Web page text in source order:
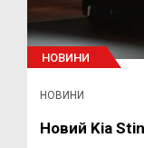
НОВИНИ
НОВИНИ
Новий Kia